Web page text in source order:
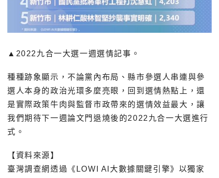
▲2022九合一大選一週選情記事。
種種跡象顯示，不論黨內布局、縣市參選人串連與參
選人本身的政治光環多麼亮眼，回到選情熱點上，還
是實際政策牛肉與監督市政帶來的選情效益最大，讓
我們期待下一週論文門退燒後的2022九合一大選進行
式。
【資料來源】
臺灣調查網透過《 LOWI AI大數據關鍵引擎》以獨家